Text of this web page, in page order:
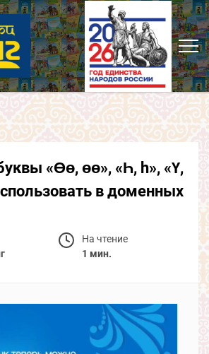
«Өө, өө», «Һ, h», «Ү,
в доменных
На чтение
1 мин.